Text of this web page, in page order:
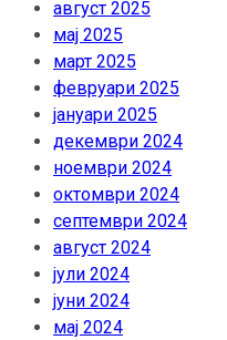
август 2025
мај 2025
март 2025
февруари 2025
јануари 2025
декември 2024
ноември 2024
октомври 2024
септември 2024
август 2024
јули 2024
јуни 2024
мај 2024